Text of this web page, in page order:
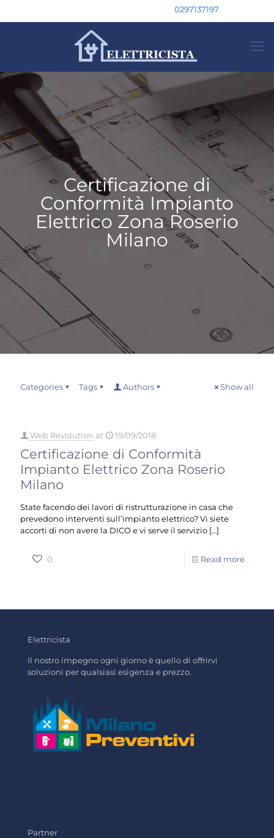
0297137197
Certificazione di
Conformità Impianto
Elettrico Zona Roserio
Milano
Categories Tags Authors Show all
Web Revolution at 19/09/2018
Certificazione di Conformità
Impianto Elettrico Zona Roserio
Milano
State facendo dei lavori di ristrutturazione in casa che
prevedono interventi sull’impianto elettrico? Vi siete
accorti di non avere la DICO e vi serve il servizio […]
0 Read more
Elettricista
Il nostro impegno ogni giorno è quello di offrirvi
soluzioni per qualsiasi esigenza e prezzo.
Partner